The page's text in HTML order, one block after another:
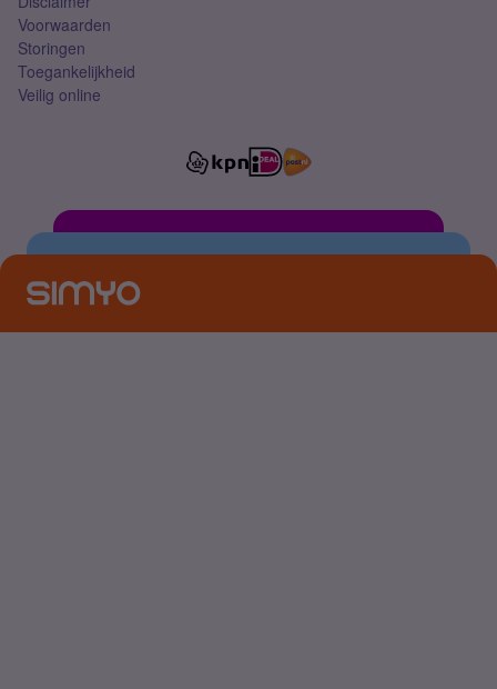
Voorwaarden
Storingen
Toegankelijkheid
Veilig online